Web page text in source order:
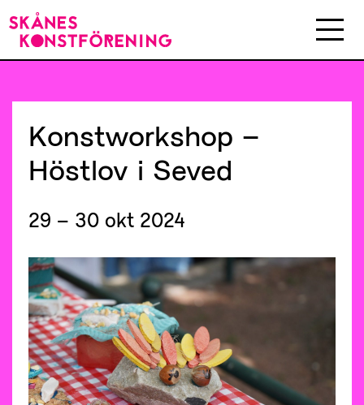
Konstworkshop –
Höstlov i Seved
29 – 30 okt 2024